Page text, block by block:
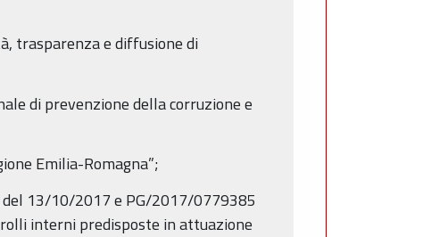
trasparenza e diffusione di
di prevenzione della corruzione e
Emilia-Romagna”;
13/10/2017 e PG/2017/0779385
interni predisposte in attuazione